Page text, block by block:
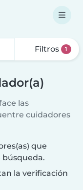
Filtros 1
las
cuidadores
que
búsqueda.
la verificación